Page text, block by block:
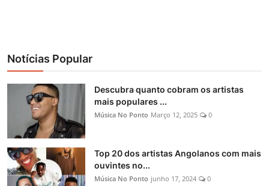
Notícias Popular
Descubra quanto cobram os artistas
mais populares ...
Música No Ponto Março 12, 2025 0
Top 20 dos artistas Angolanos com mais
ouvintes no...
Música No Ponto junho 17, 2024 0